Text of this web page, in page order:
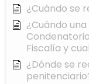
¿Cuándo se
¿Cuándo
Fiscalía y
¿Dónde se